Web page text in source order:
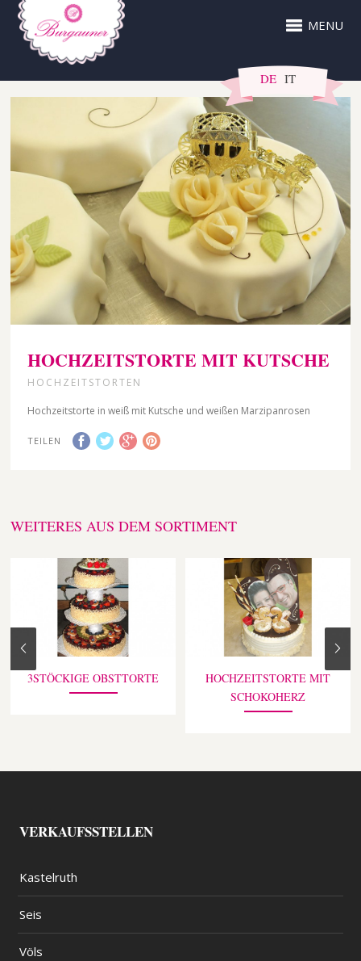
MENU
DE IT
HOCHZEITSTORTE MIT KUTSCHE
HOCHZEITSTORTEN
Hochzeitstorte in weiß mit Kutsche und weißen Marzipanrosen
TEILEN
WEITERES AUS DEM SORTIMENT
3STÖCKIGE OBSTTORTE
HOCHZEITSTORTE MIT
SCHOKOHERZ
VERKAUFSSTELLEN
Kastelruth
Seis
Völs